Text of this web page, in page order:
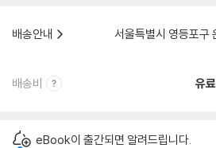
배송안내
서울특별시 영등포구
배송비 유료
eBook이 출간되면 알려드립니다.